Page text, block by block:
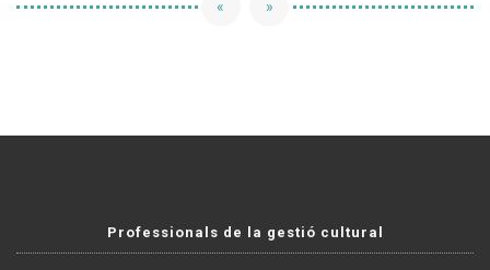
« »
Professionals de la gestió cultural